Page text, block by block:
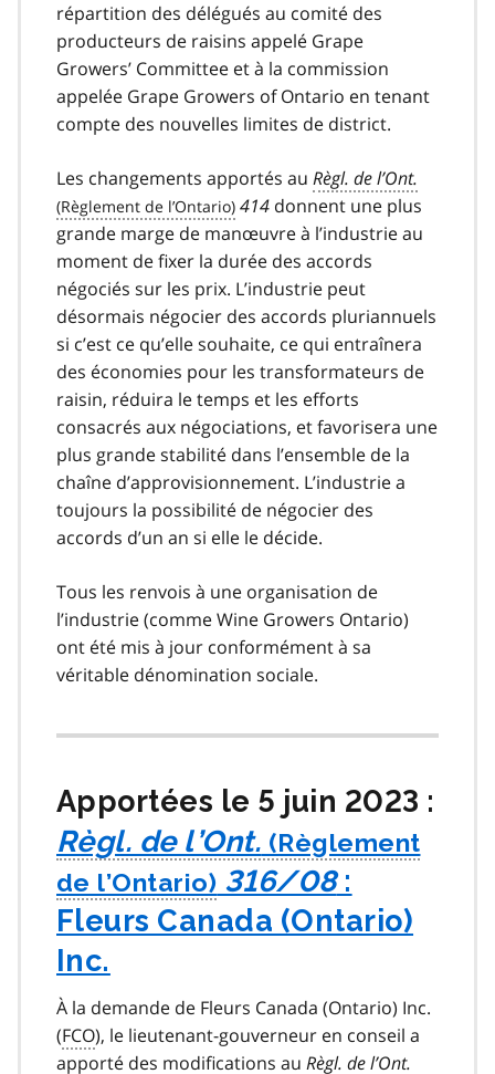
répartition des délégués au comité des
producteurs de raisins appelé Grape
Growers’ Committee et à la commission
appelée Grape Growers of Ontario en tenant
compte des nouvelles limites de district.
Les changements apportés au Règl. de l’Ont.
414 donnent une plus
grande marge de manœuvre à l’industrie au
moment de fixer la durée des accords
négociés sur les prix. L’industrie peut
désormais négocier des accords pluriannuels
si c’est ce qu’elle souhaite, ce qui entraînera
des économies pour les transformateurs de
raisin, réduira le temps et les efforts
consacrés aux négociations, et favorisera une
plus grande stabilité dans l’ensemble de la
chaîne d’approvisionnement. L’industrie a
toujours la possibilité de négocier des
accords d’un an si elle le décide.
Tous les renvois à une organisation de
l’industrie (comme Wine Growers Ontario)
ont été mis à jour conformément à sa
véritable dénomination sociale.
Apportées le 5 juin 2023 :
Règl. de l’Ont.
316/08:
Fleurs Canada (Ontario)
Inc.
À la demande de Fleurs Canada (Ontario) Inc.
(FCO), le lieutenant-gouverneur en conseil a
apporté des modifications au Règl. de l’Ont.